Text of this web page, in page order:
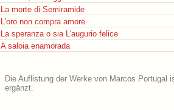
La morte di Semiramide
L'oro non compra amore
La speranza o sia L'augurio felice
A saloia enamorada
Die Auflistung der Werke von Marcos
ergänzt.